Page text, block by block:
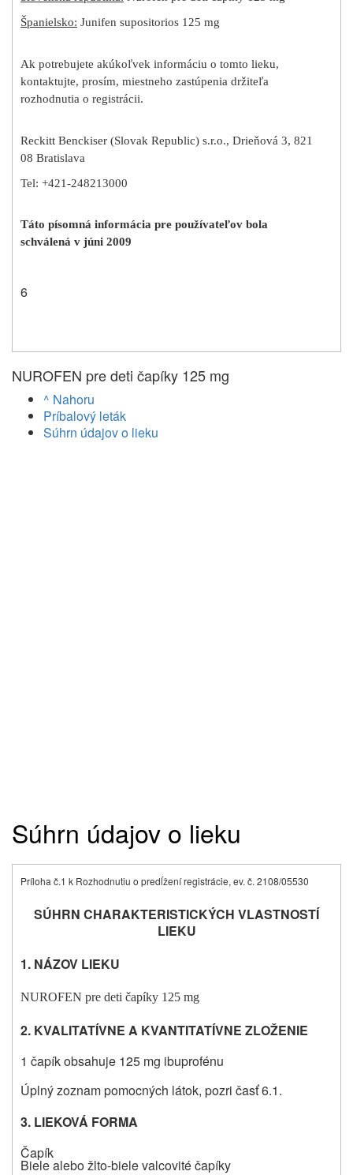
Španielsko: Junifen supositorios 125 mg
Ak potrebujete akúkoľvek informáciu o tomto lieku,
kontaktujte, prosím, miestneho zastúpenia držiteľa
rozhodnutia o registrácii.
Reckitt Benckiser (Slovak Republic) s.r.o., Drieňová 3, 821
08 Bratislava
Tel: +421-248213000
Táto písomná informácia pre používateľov bola
schválená v júni 2009
6
NUROFEN pre deti čapíky 125 mg
^ Nahoru
Príbalový leták
Súhrn údajov o lieku
Súhrn údajov o lieku
Príloha č.1 k Rozhodnutiu o predĺžení registrácie, ev. č. 2108/05530
SÚHRN CHARAKTERISTICKÝCH VLASTNOSTÍ
LIEKU
1. NÁZOV LIEKU
NUROFEN pre deti čapíky 125 mg
2. KVALITATÍVNE A KVANTITATÍVNE ZLOŽENIE
1 čapík obsahuje 125 mg ibuprofénu
Úplný zoznam pomocných látok, pozri časť 6.1.
3. LIEKOVÁ FORMA
Čapík
Biele alebo žlto-biele valcovité čapíky